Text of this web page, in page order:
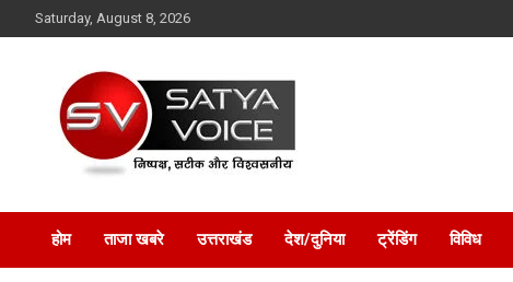
to
Saturday, August 8, 2026
Satya Voice
होम ताजा खबरे उत्तराखंड देश/दुनिया ट्रेंडिंग विविध